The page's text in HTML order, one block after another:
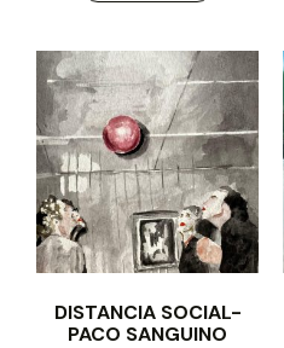
DISTANCIA SOCIAL-
PACO SANGUINO